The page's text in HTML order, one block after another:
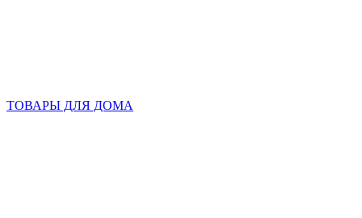
ТОВАРЫ ДЛЯ ДОМА